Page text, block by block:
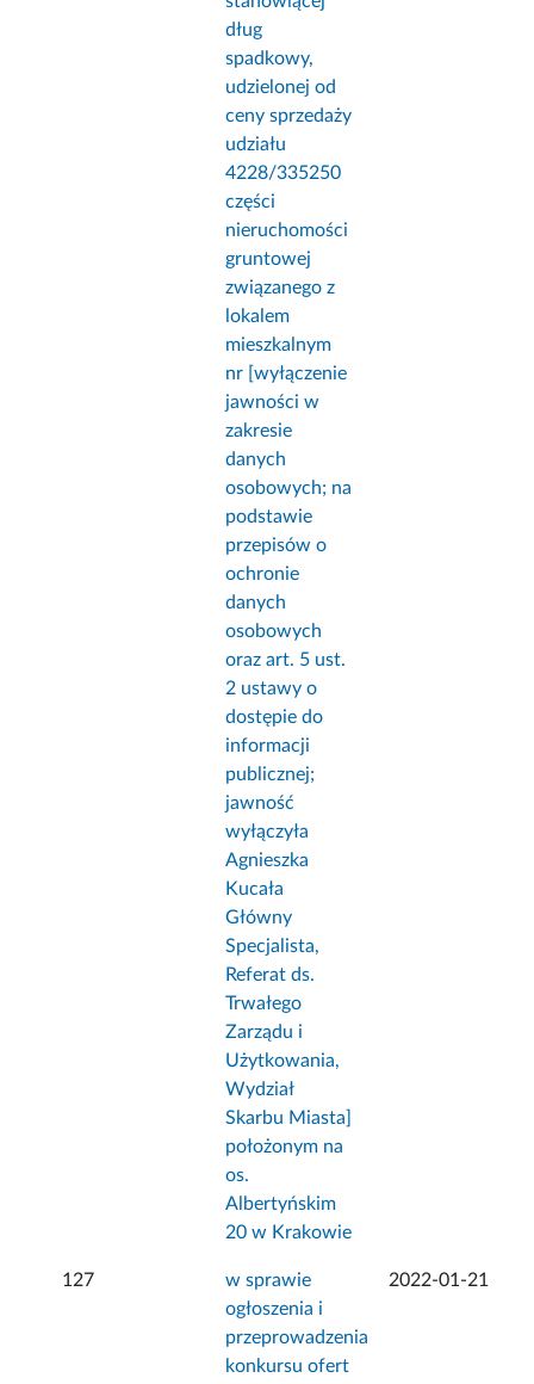
dług
spadkowy,
udzielonej od
ceny sprzedaży
udziału
4228/335250
części
nieruchomości
gruntowej
związanego z
lokalem
mieszkalnym
nr [wyłączenie
jawności w
zakresie
danych
osobowych; na
podstawie
przepisów o
ochronie
danych
osobowych
oraz art. 5 ust.
2 ustawy o
dostępie do
informacji
publicznej;
jawność
wyłączyła
Agnieszka
Kucała
Główny
Specjalista,
Referat ds.
Trwałego
Zarządu i
Użytkowania,
Wydział
Skarbu Miasta]
położonym na
os.
Albertyńskim
20 w Krakowie
127
w sprawie
ogłoszenia i
przeprowadzenia
konkursu ofert
2022-01-21